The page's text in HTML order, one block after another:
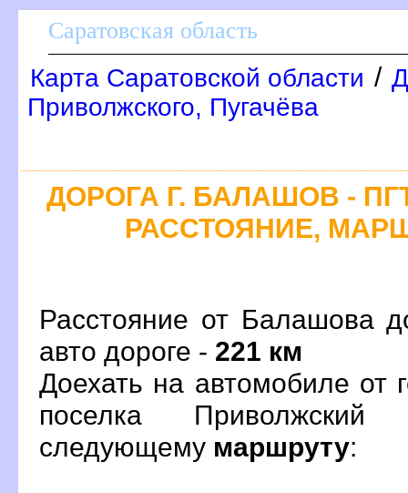
Саратовская область
Карта Саратовской области /
Приволжского, Пугачёва
ДОРОГА Г. БАЛАШОВ -
РАССТОЯНИЕ,
Расстояние от Балашова
авто дороге - 221 км
Доехать на автомобиле от
поселка
следующему маршруту: